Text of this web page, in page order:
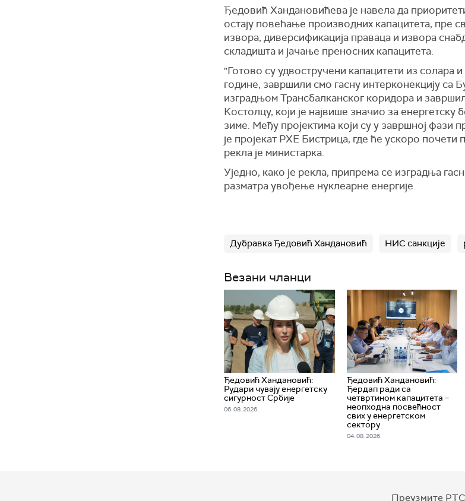
Ђедовић Хандановићева је навела да
остају повећање производних капацитета, пре
извора, диверсификација праваца и извора
складишта и јачање преносних капацитета.
"Готово су удвостручени капацитети из солара
године, завршили смо гасну интерконекцију са
изградњом Трансбалканског коридора и
Костолцу, који је највише значио за енергетску
зиме. Међу пројектима који су у завршној фази
је пројекат РХЕ Бистрица, где ће ускоро
рекла је министарка.
Уједно, како је рекла, припрема се изградња
разматра увођење нуклеарне енергије.
Дубравка Ђедовић Хандановић НИС санкције
Везани чланци
Ђедовић Хандановић:
Рудари чувају енергетску
сигурност Србије
06. 08. 2026.
Ђедовић Хандановић:
Ђердап ради са
четвртином капацитета –
неопходна посвећност
свих у енергетском
сектору
04. 08. 2026.
Преузмите